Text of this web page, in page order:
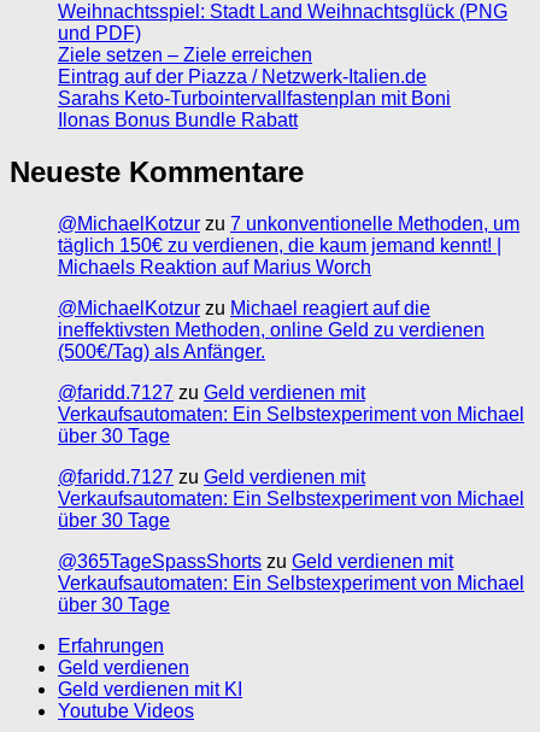
Weihnachtsspiel: Stadt Land Weihnachtsglück (PNG
und PDF)
Ziele setzen – Ziele erreichen
Eintrag auf der Piazza / Netzwerk-Italien.de
Sarahs Keto-Turbointervallfastenplan mit Boni
Ilonas Bonus Bundle Rabatt
Neueste Kommentare
@MichaelKotzur zu 7 unkonventionelle Methoden, um
täglich 150€ zu verdienen, die kaum jemand kennt! |
Michaels Reaktion auf Marius Worch
@MichaelKotzur zu Michael reagiert auf die
ineffektivsten Methoden, online Geld zu verdienen
(500€/Tag) als Anfänger.
@faridd.7127 zu Geld verdienen mit
Verkaufsautomaten: Ein Selbstexperiment von Michael
über 30 Tage
@faridd.7127 zu Geld verdienen mit
Verkaufsautomaten: Ein Selbstexperiment von Michael
über 30 Tage
@365TageSpassShorts zu Geld verdienen mit
Verkaufsautomaten: Ein Selbstexperiment von Michael
über 30 Tage
Erfahrungen
Geld verdienen
Geld verdienen mit KI
Youtube Videos